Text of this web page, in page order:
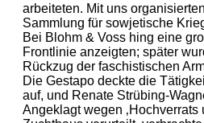
arbeiteten. Mit uns
Sammlung für sowjetische
Bei Blohm & Voss hing eine
Frontlinie anzeigten; später
Rückzug der faschistischen
Die Gestapo deckte die
auf, und Renate Strübing-
Angeklagt wegen